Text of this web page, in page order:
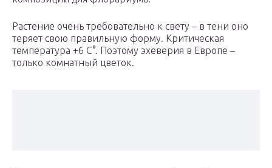
Растение очень требовательно к свету – в тени оно
теряет свою правильную форму. Критическая
температура +6 С°. Поэтому эхеверия в Европе –
только комнатный цветок.